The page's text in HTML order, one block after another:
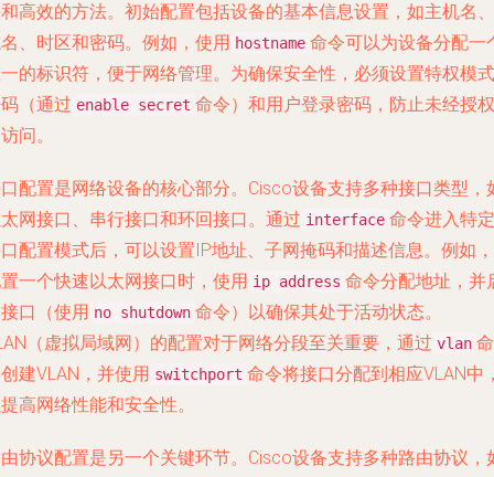
高效的方法。初始配置包括设备的基本信息设置，如主机名、
、时区和密码。例如，使用 hostname 命令可以为设备分配一
的标识符，便于网络管理。为确保安全性，必须设置特权模式
（通过 enable secret 命令）和用户登录密码，防止未经授权
问。
配置是网络设备的核心部分。Cisco设备支持多种接口类型，
网接口、串行接口和环回接口。通过 interface 命令进入特定
配置模式后，可以设置IP地址、子网掩码和描述信息。例如，
一个快速以太网接口时，使用 ip address 命令分配地址，并
口（使用 no shutdown 命令）以确保其处于活动状态。
（虚拟局域网）的配置对于网络分段至关重要，通过 vlan 命
建VLAN，并使用 switchport 命令将接口分配到相应VLAN中
高网络性能和安全性。
协议配置是另一个关键环节。Cisco设备支持多种路由协议，